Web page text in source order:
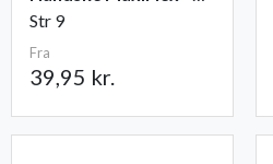
Str 9
Fra
39,95 kr.